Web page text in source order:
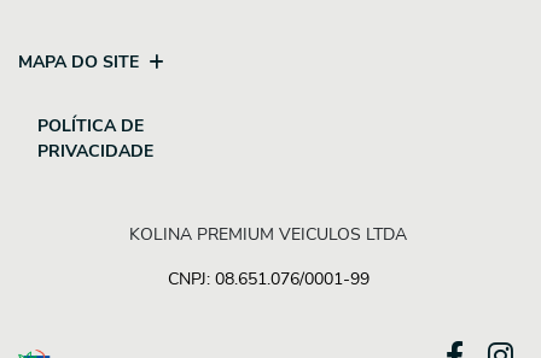
MAPA DO SITE
POLÍTICA DE
PRIVACIDADE
KOLINA PREMIUM VEICULOS LTDA
CNPJ: 08.651.076/0001-99